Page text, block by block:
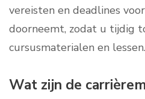
vereisten en deadlines
doorneemt, zodat u tijdig
cursusmaterialen en lessen.
Wat zijn de